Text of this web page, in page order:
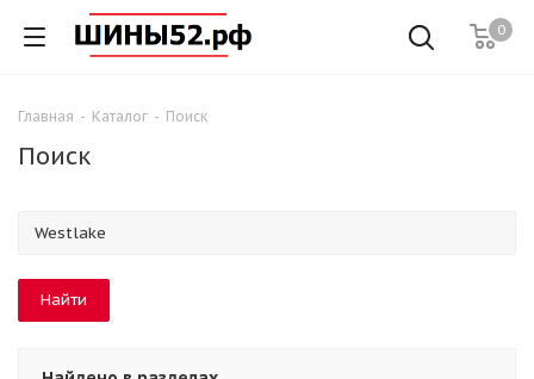
0
Главная - Каталог - Поиск
Поиск